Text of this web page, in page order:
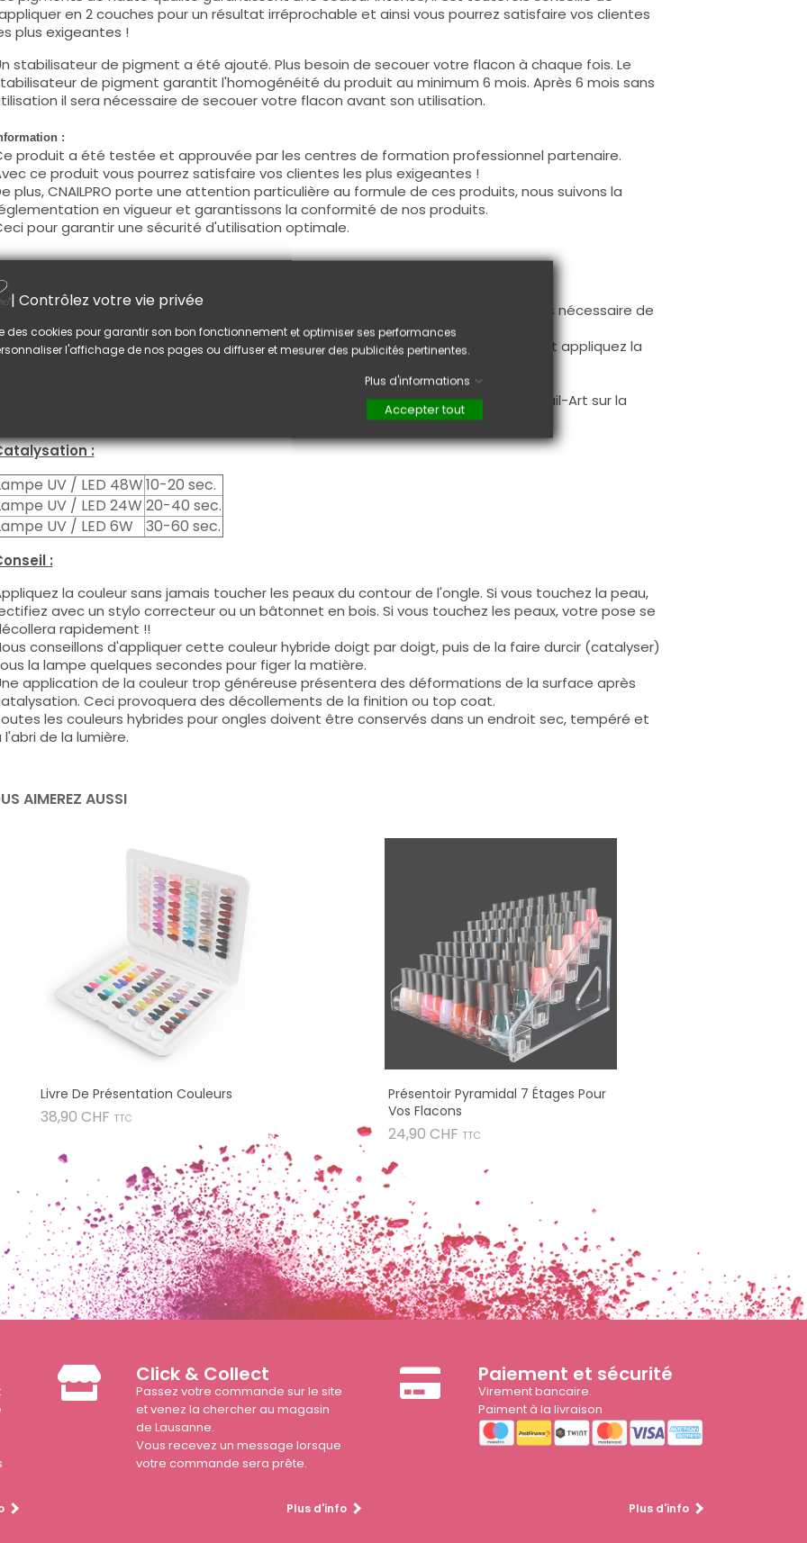
en 2 couches pour un résultat irréprochable et ainsi vous pourrez satisfaire vos clientes
plus exigeantes !
stabilisateur de pigment a été ajouté. Plus besoin de secouer votre flacon à chaque fois. Le
de pigment garantit l'homogénéité du produit au minimum 6 mois. Après 6 mois sans
il sera nécessaire de secouer votre flacon avant son utilisation.
:
produit a été testée et approuvée par les centres de formation professionnel partenaire.
ce produit vous pourrez satisfaire vos clientes les plus exigeantes !
plus, CNAILPRO porte une attention particulière au formule de ces produits, nous suivons la
en vigueur et garantissons la conformité de nos produits.
pour garantir une sécurité d'utilisation optimale.
:
couleur s'applique avec son pinceau, de manière fine, sur la base (il n'est pas nécessaire de
la couche de cohésion) ou sur la construction après limage.
produit s'applique en deux couches, fermez le bord libre à la première couche et appliquez la
produits s'utilisent autant en couleur pleine qu'en French.
pouvez dégraisser la couche de cohésion si vous désirez faire une création Nail-Art sur la
:
UV / LED 48W10-20 sec.
UV / LED 24W 20-40 sec.
UV / LED 6W
30-60 sec.
:
la couleur sans jamais toucher les peaux du contour de l'ongle. Si vous touchez la peau,
avec un stylo correcteur ou un bâtonnet en bois. Si vous touchez les peaux, votre pose se
rapidement !!
conseillons d'appliquer cette couleur hybride doigt par doigt, puis de la faire durcir (catalyser)
la lampe quelques secondes pour figer la matière.
application de la couleur trop généreuse présentera des déformations de la surface après
Ceci provoquera des décollements de la finition ou top coat.
les couleurs hybrides pour ongles doivent être conservés dans un endroit sec, tempéré et
l'abri de la lumière.
AIMEREZ AUSSI
Livre De Présentation Couleurs
38,90 CHF Prix
TTC
Présentoir Pyramidal 7 Étages Pour
Vos Flacons
24,90 CHF Prix
TTC
Click & Collect
Passez votre commande sur le site
et venez la chercher au magasin
de Lausanne.
Vous recevez un message lorsque
votre commande sera prête.
Plus d'info
Paiement et sécurité
Virement bancaire.
Paiment à la livraison
Plus d'info
| Contrôlez votre vie privée
des cookies pour garantir son bon fonctionnement et optimiser ses performances
l'affichage de nos pages ou diffuser et mesurer des publicités pertinentes.
Plus d'informations
Accepter tout